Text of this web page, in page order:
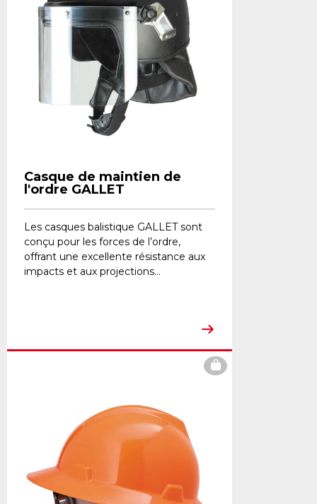
Casque de maintien de
l'ordre GALLET
Les casques balistique GALLET sont
conçu pour les forces de l’ordre,
offrant une excellente résistance aux
impacts et aux projections...